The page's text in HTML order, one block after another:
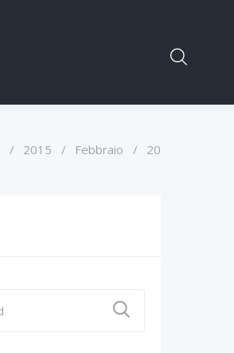
/ 2015 / Febbraio / 20